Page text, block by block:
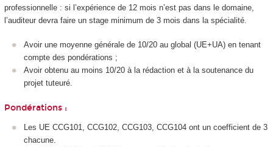
professionnelle : si l’expérience de 12 mois n’est pas dans le domaine,
l’auditeur devra faire un stage minimum de 3 mois dans la spécialité.
Avoir une moyenne générale de 10/20 au global (UE+UA) en tenant
compte des pondérations ;
Avoir obtenu au moins 10/20 à la rédaction et à la soutenance du
projet tuteuré.
Pondérations :
Les UE CCG101, CCG102, CCG103, CCG104 ont un coefficient de 3
chacune.